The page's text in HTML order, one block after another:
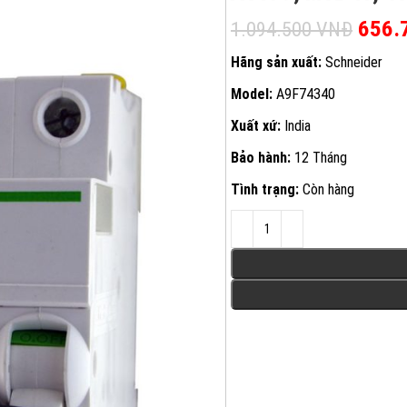
1.094.500VNĐ Giá
Hãng sản xuất: Schneider
Model: A9F74340
Xuất xứ: India
Bảo hành: 12 Tháng
Tình trạng: Còn hàng